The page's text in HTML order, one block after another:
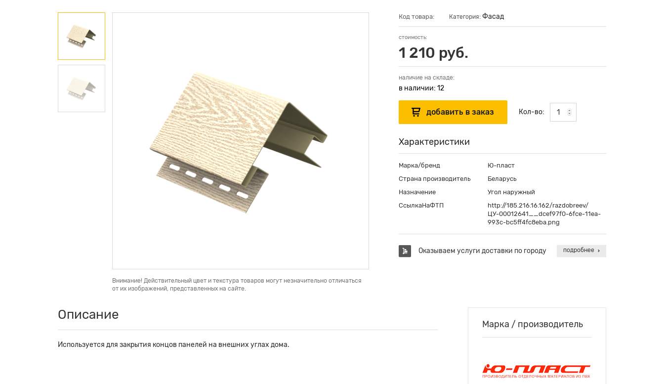
Внимание! Действительный цвет и текстура товаров могут незначительно отличаться
от их изображений, представленных на сайте.
Код товара: Категория: Фасад
стоимость:
1 210 руб.
наличие на складе:
в наличии: 12
Кол-во:
Характеристики
Марка/бренд
Ю-пласт
Страна производитель
Беларусь
Назначение
Угол наружный
СсылкаНаФТП
http://185.216.16.162/razdobreev/
ЦУ-00012641__dcef97f0-6fce-11ea-
993c-bc5ff4fc8eba.png
Оказываем услуги доставки по городу подробнее
Описание
Используется для закрытия концов панелей на внешних углах дома.
Марка / производитель